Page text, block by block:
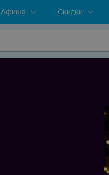
Афиша Скидки